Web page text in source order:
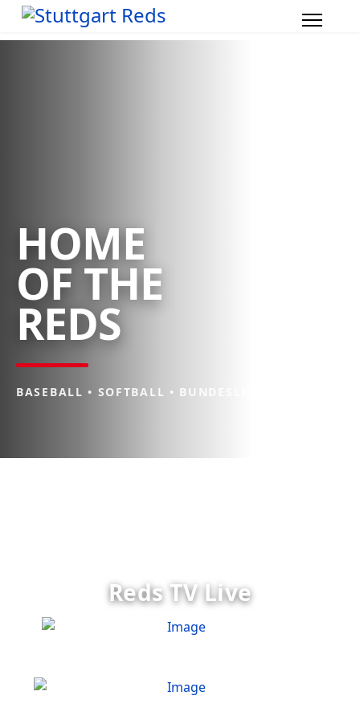
HOME
OF THE
REDS
BASEBALL • SOFTBALL • BUNDESLIGA
Reds TV Live